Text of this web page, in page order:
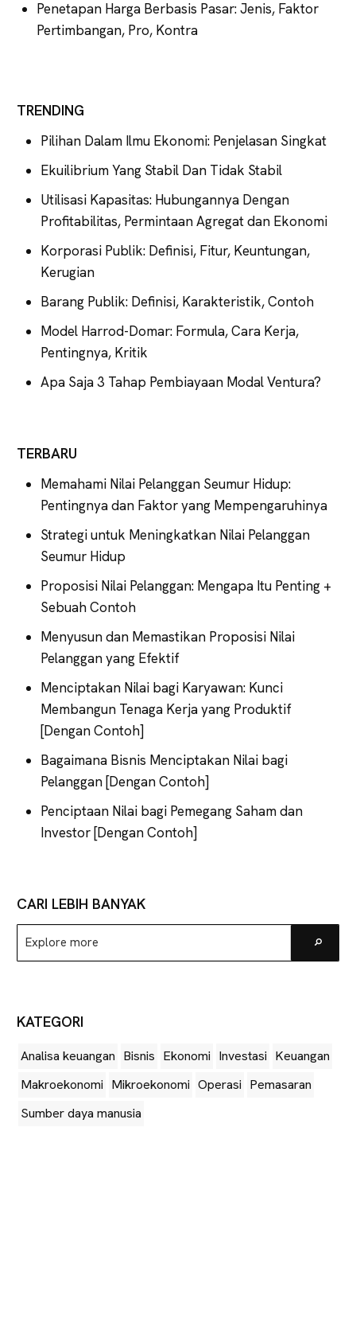
Penetapan Harga Berbasis Pasar: Jenis, Faktor
Pertimbangan, Pro, Kontra
TRENDING
Pilihan Dalam Ilmu Ekonomi: Penjelasan Singkat
Ekuilibrium Yang Stabil Dan Tidak Stabil
Utilisasi Kapasitas: Hubungannya Dengan
Profitabilitas, Permintaan Agregat dan Ekonomi
Korporasi Publik: Definisi, Fitur, Keuntungan,
Kerugian
Barang Publik: Definisi, Karakteristik, Contoh
Model Harrod-Domar: Formula, Cara Kerja,
Pentingnya, Kritik
Apa Saja 3 Tahap Pembiayaan Modal Ventura?
TERBARU
Memahami Nilai Pelanggan Seumur Hidup:
Pentingnya dan Faktor yang Mempengaruhinya
Strategi untuk Meningkatkan Nilai Pelanggan
Seumur Hidup
Proposisi Nilai Pelanggan: Mengapa Itu Penting +
Sebuah Contoh
Menyusun dan Memastikan Proposisi Nilai
Pelanggan yang Efektif
Menciptakan Nilai bagi Karyawan: Kunci
Membangun Tenaga Kerja yang Produktif
[Dengan Contoh]
Bagaimana Bisnis Menciptakan Nilai bagi
Pelanggan [Dengan Contoh]
Penciptaan Nilai bagi Pemegang Saham dan
Investor [Dengan Contoh]
CARI LEBIH BANYAK
Explore
more
KATEGORI
Analisa keuangan Bisnis Ekonomi Investasi Keuangan
Makroekonomi Mikroekonomi Operasi Pemasaran
Sumber daya manusia